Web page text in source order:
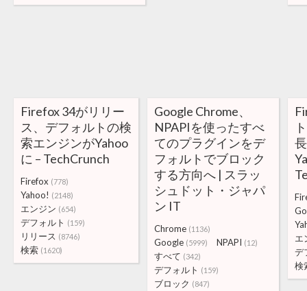
Firefox 34がリリー
ス、デフォルトの検
索エンジンがYahoo
に – TechCrunch
Firefox (778)
Yahoo! (2148)
エンジン (654)
デフォルト (159)
リリース (8746)
検索 (1620)
Google Chrome、
NPAPIを使ったすべ
てのプラグインをデ
フォルトでブロック
する方向へ | スラッ
シュドット・ジャパ
ン IT
Chrome (1136)
Google (5999) NPAPI (12)
すべて (342)
デフォルト (159)
ブロック (847)
エ
デ
検